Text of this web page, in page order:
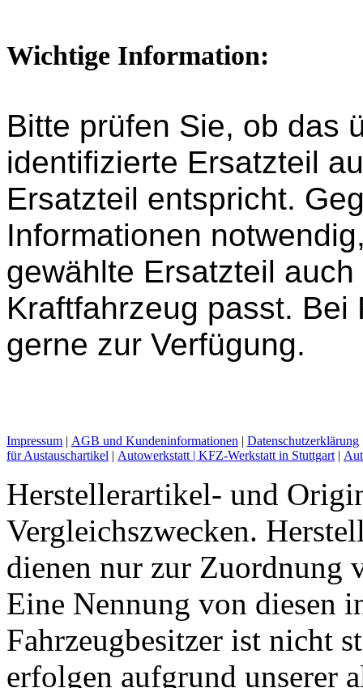
Wichtige Information:
Bitte prüfen Sie, ob das
identifizierte Ersatzteil
Ersatzteil entspricht.
Informationen
gewählte Ersatzteil
Kraftfahrzeug passt.
gerne zur Verfügung.
Impressum | AGB und Kundeninformationen | Datenschutzerklärung
für Austauschartikel | Autowerkstatt | KFZ-Werkstatt in Stuttgart |
Herstellerartikel- und
Vergleichszwecken.
dienen nur zur Zuordnung
Eine Nennung von diesen
Fahrzeugbesitzer ist nicht
erfolgen aufgrund unserer